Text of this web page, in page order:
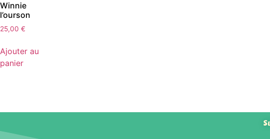
Winnie
l’ourson
25,00 €
Ajouter au
panier